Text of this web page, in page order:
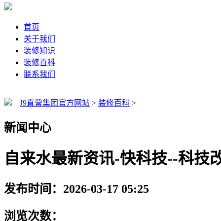
首页
关于我们
装修知识
装修百科
联系我们
J9直营集团官方网站 > 装修百科 >
新闻中心
自来水最新资讯-快科技--科技
发布时间：2026-03-17 05:25
浏览次数：